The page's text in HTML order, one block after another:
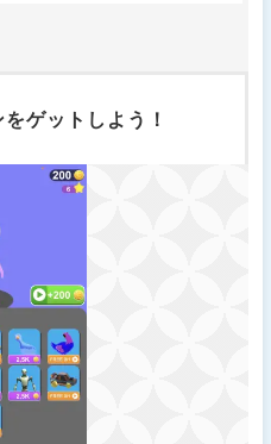
ゲットしよう！